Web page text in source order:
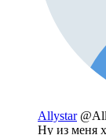
Allystar
Ну из меня